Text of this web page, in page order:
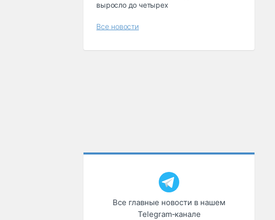
выросло до четырех
Все новости
Все главные новости в нашем
Telegram‑канале